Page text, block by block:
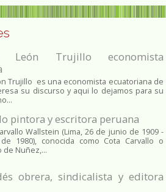
León Trujillo economista
Trujillo es una economista ecuatoriana de
su discurso y aqui lo dejamos para su
pintora y escritora peruana
Wallstein (Lima, 26 de junio de 1909 -
1980), conocida como Cota Carvallo o
de Nuñez,...
obrera, sindicalista y editora